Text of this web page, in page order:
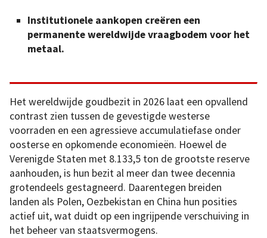
Institutionele aankopen creëren een
permanente wereldwijde vraagbodem voor het
metaal.
Het wereldwijde goudbezit in 2026 laat een opvallend
contrast zien tussen de gevestigde westerse
voorraden en een agressieve accumulatiefase onder
oosterse en opkomende economieën. Hoewel de
Verenigde Staten met 8.133,5 ton de grootste reserve
aanhouden, is hun bezit al meer dan twee decennia
grotendeels gestagneerd. Daarentegen breiden
landen als Polen, Oezbekistan en China hun posities
actief uit, wat duidt op een ingrijpende verschuiving in
het beheer van staatsvermogens.